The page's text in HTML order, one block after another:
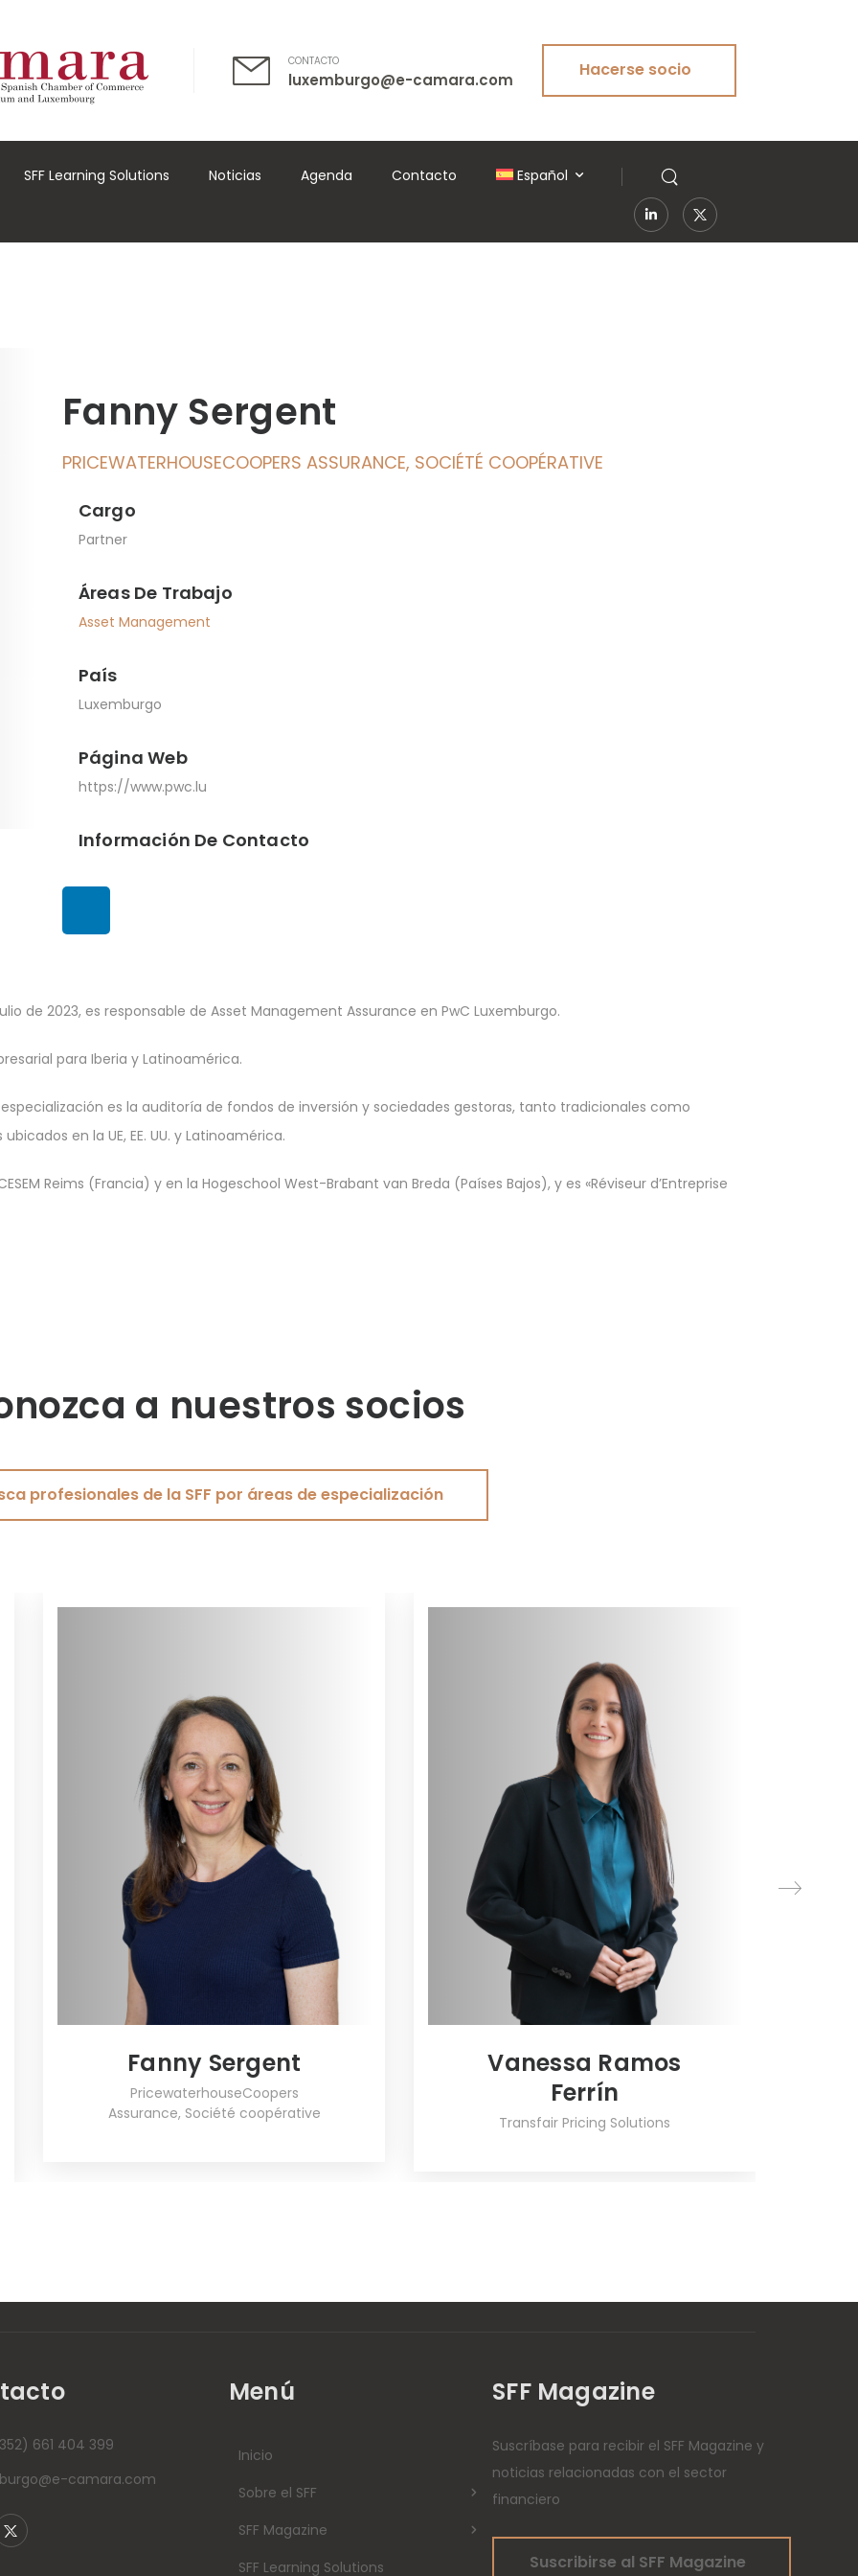
CONTACTO
luxemburgo@e-camara.com Hacerse socio
SFF Learning Solutions Noticias Agenda Contacto Español
Fanny Sergent
PRICEWATERHOUSECOOPERS ASSURANCE, SOCIÉTÉ COOPÉRATIVE
Cargo
Partner
Áreas De Trabajo
Asset Management
País
Luxemburgo
Página Web
https://www.pwc.lu
Información De Contacto
de 2023, es responsable de Asset Management Assurance en PwC Luxemburgo.
para Iberia y Latinoamérica.
es la auditoría de fondos de inversión y sociedades gestoras, tanto tradicionales como
en la UE, EE. UU. y Latinoamérica.
Reims (Francia) y en la Hogeschool West-Brabant van Breda (Países Bajos), y es «Réviseur d’Entreprise
a nuestros socios
profesionales de la SFF por áreas de especialización
Fanny Sergent
PricewaterhouseCoopers
Assurance, Société coopérative
Vanessa Ramos
Ferrín
Transfair Pricing Solutions
661 404 399
camara.com
Menú
Inicio
Sobre el SFF
SFF Magazine
SFF Learning Solutions
SFF Magazine
Suscríbase para recibir el SFF Magazine y
noticias relacionadas con el sector
financiero
Suscribirse al SFF Magazine